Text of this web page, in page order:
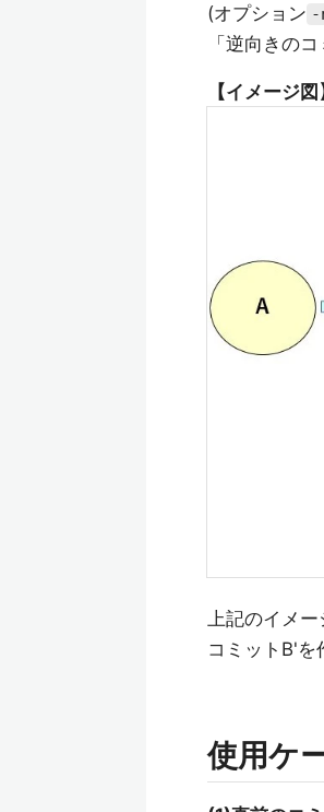
(オプション -
「逆向きの
【イメージ図
上記のイメ
コミットB'を
使用ケ